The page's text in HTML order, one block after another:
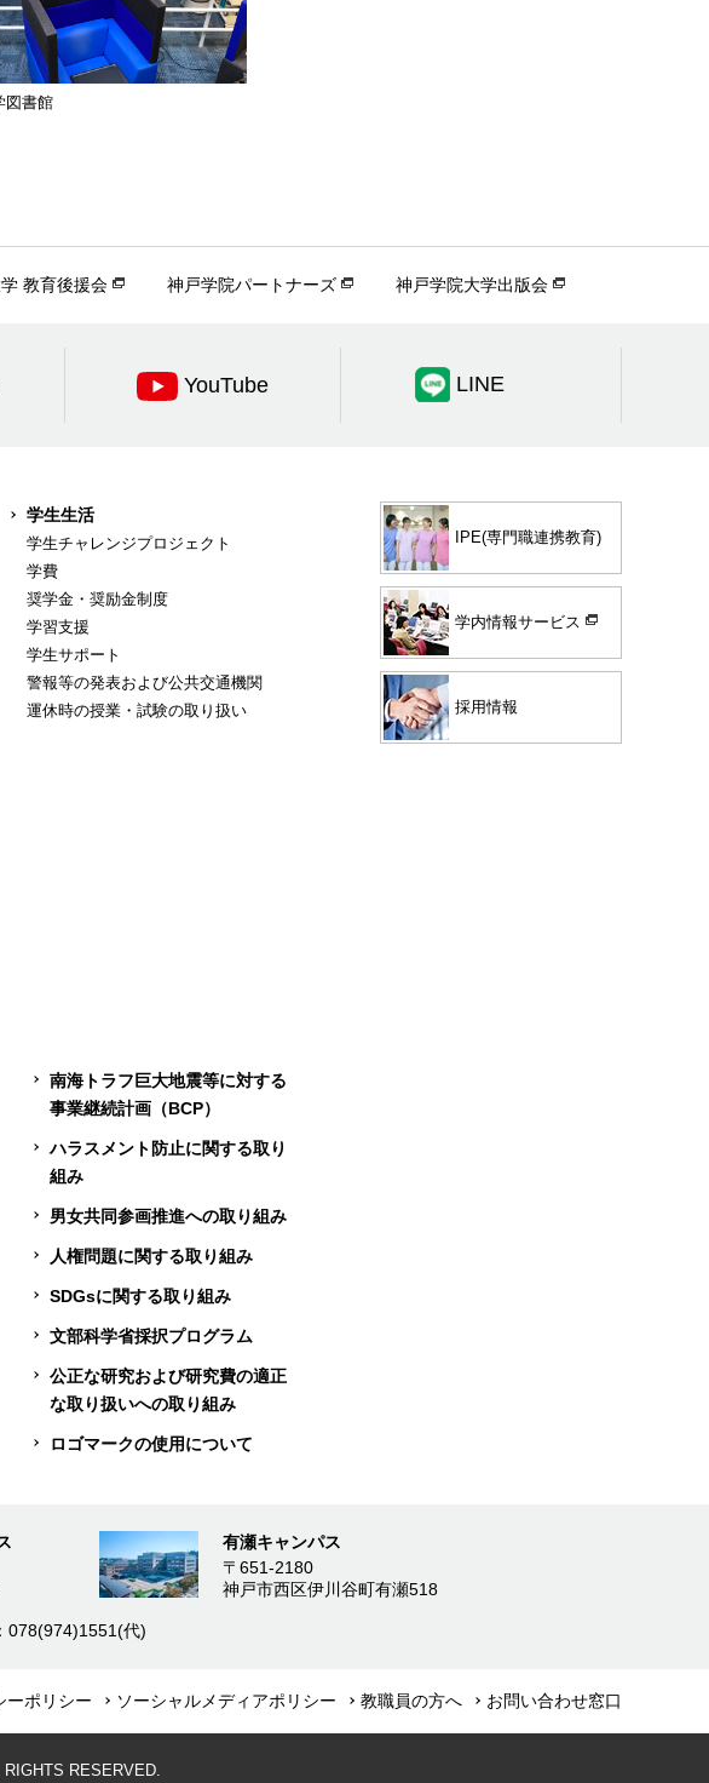
図書館
教育後援会 神戸学院パートナーズ 神戸学院大学出版会
YouTube LINE
学生生活
学生チャレンジプロジェクト
学費
奨学金・奨励金制度
学習支援
学生サポート
警報等の発表および公共交通機関
運休時の授業・試験の取り扱い
南海トラフ巨大地震等に対する
事業継続計画（BCP）
ハラスメント防止に関する取り
組み
男女共同参画推進への取り組み
人権問題に関する取り組み
SDGsに関する取り組み
文部科学省採択プログラム
公正な研究および研究費の適正
な取り扱いへの取り組み
ロゴマークの使用について
IPE(専門職連携教育)
学内情報サービス
採用情報
有瀬キャンパス
〒651-2180
神戸市西区伊川谷町有瀬518
078(974)1551(代)
ーポリシー ソーシャルメディアポリシー 教職員の方へ お問い合わせ窓口
RESERVED.